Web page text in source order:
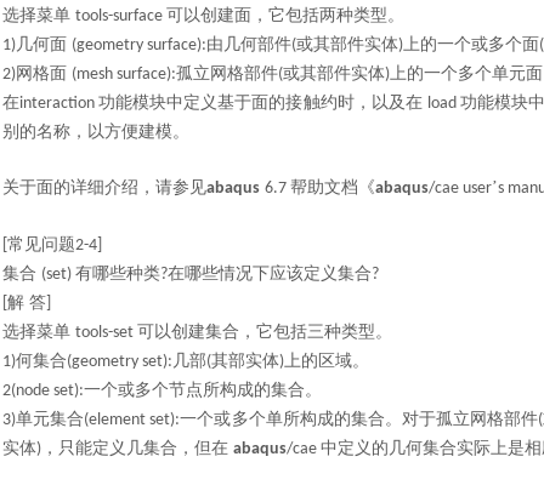
选择菜单 tools-surface 可以创建面，它包括两种类型。
1)几何面 (geometry surface):由几何部件(或其部件实体)上的一个或多个面(
2)网格面 (mesh surface):孤立网格部件(或其部件实体)上的一个多个单元面
在interaction功能模块中定义基于面的接触约时，以及在 load 功能模块
别的名称，以方便建模。
关于面的详细介绍，请参见abaqus 6.7 帮助文档《abaqus/cae user’s
常见问题2-4]
集合 (set) 有哪些种类?在哪些情况下应该定义集合?
解 答
选择菜单 tools-set 可以创建集合，它包括三种类型。
1)何集合(geometry set): 几部(其部实体)上的区域。
2(node set):一个或多个节点所构成的集合。
3)单元集合(element set):一个或多个单所构成的集合。对于孤立网格部件(
实体) ，只能定义几集合，但在 abaqus/cae 中定义的几何集合实际上是